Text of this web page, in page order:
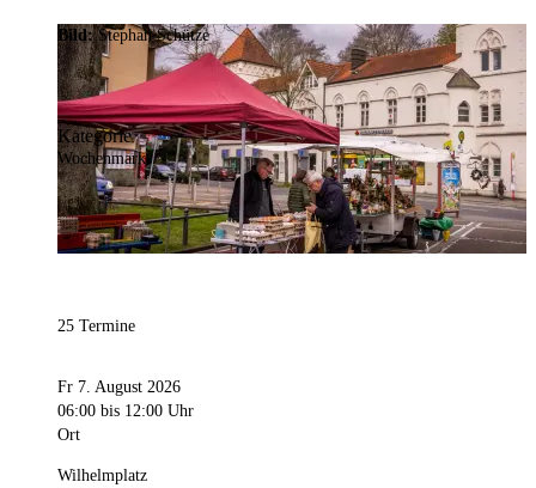
Bild:Stephan Schütze
Kategorie
Wochenmarkt
25 Termine
Fr 7. August 2026
06:00 bis 12:00 Uhr
Ort
Wilhelmplatz